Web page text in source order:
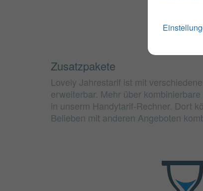
Zusatzpakete
Lovely Jahrestarif ist mit
erweiterbar. Mehr über
in unserm Handytarif-Rechner. Dort
Belieben mit anderen Angeboten